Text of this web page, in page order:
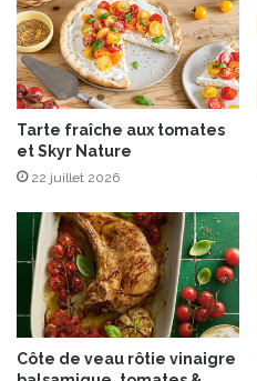
l
l
o
w
e
e
n
”
’
A
t
Tarte fraîche aux tomates
et Skyr Nature
22 juillet 2026
Côte de veau rôtie vinaigre